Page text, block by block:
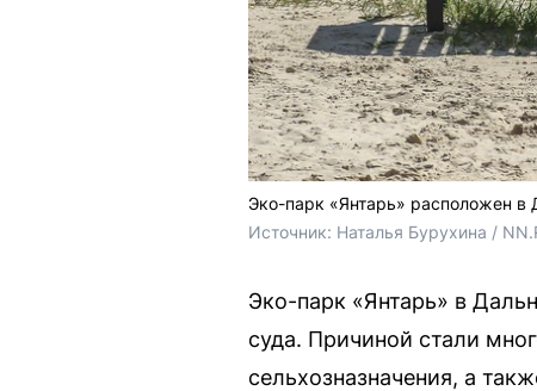
Эко-парк «Янтарь» расположен в
Источник: Наталья Бурухина /
Эко-парк «Янтарь» в
суда. Причиной стали
сельхозназначения, а